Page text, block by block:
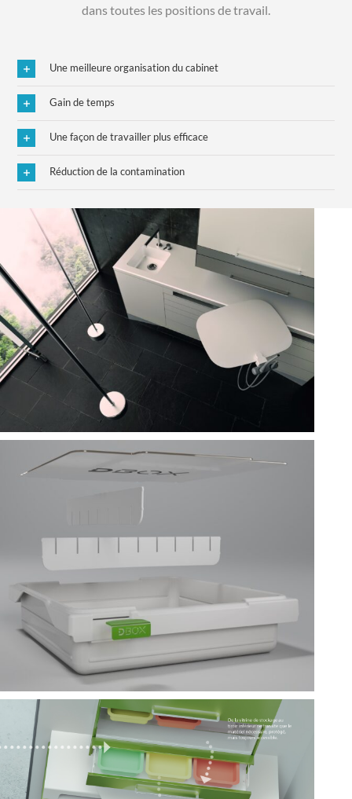
dans toutes les positions de travail.
Une meilleure organisation du cabinet
Gain de temps
Une façon de travailler plus efficace
Réduction de la contamination